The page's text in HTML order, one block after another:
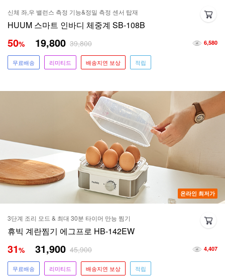
신체 좌,우 밸런스 측정 기능&정밀 측정 센서 탑재
HUUM 스마트 인바디 체중계 SB-108B
6,580
50% 19,800 39,800
무료배송 리미티드 배송지연 보상 적립
온라인 최저가
3단계 조리 모드 & 최대 30분 타이머 만능 찜기
휴빅 계란찜기 에그프로 HB-142EW
4,407
31% 31,900 45,900
무료배송 리미티드 배송지연 보상 적립